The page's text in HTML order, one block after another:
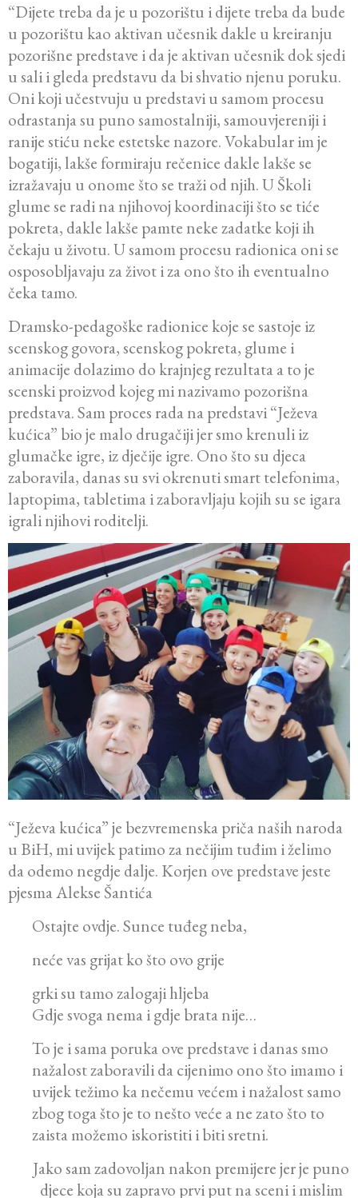
“Dijete treba da je u pozorištu i dijete treba da bude
u pozorištu kao aktivan učesnik dakle u kreiranju
pozorišne predstave i da je aktivan učesnik dok sjedi
u sali i gleda predstavu da bi shvatio njenu poruku.
Oni koji učestvuju u predstavi u samom procesu
odrastanja su puno samostalniji, samouvjereniji i
ranije stiću neke estetske nazore. Vokabular im je
bogatiji, lakše formiraju rečenice dakle lakše se
izražavaju u onome što se traži od njih. U Školi
glume se radi na njihovoj koordinaciji što se tiće
pokreta, dakle lakše pamte neke zadatke koji ih
čekaju u životu. U samom procesu radionica oni se
osposobljavaju za život i za ono što ih eventualno
čeka tamo.
Dramsko-pedagoške radionice koje se sastoje iz
scenskog govora, scenskog pokreta, glume i
animacije dolazimo do krajnjeg rezultata a to je
scenski proizvod kojeg mi nazivamo pozorišna
predstava. Sam proces rada na predstavi “Ježeva
kućica” bio je malo drugačiji jer smo krenuli iz
glumačke igre, iz dječije igre. Ono što su djeca
zaboravila, danas su svi okrenuti smart telefonima,
laptopima, tabletima i zaboravljaju kojih su se igara
igrali njihovi roditelji.
“Ježeva kućica” je bezvremenska priča naših naroda
u BiH, mi uvijek patimo za nečijim tuđim i želimo
da odemo negdje dalje. Korjen ove predstave jeste
pjesma Alekse Šantića
Ostajte ovdje. Sunce tuđeg neba,
neće vas grijat ko što ovo grije
grki su tamo zalogaji hljeba
Gdje svoga nema i gdje brata nije…
To je i sama poruka ove predstave i danas smo
nažalost zaboravili da cijenimo ono što imamo i
uvijek težimo ka nečemu većem i nažalost samo
zbog toga što je to nešto veće a ne zato što to
zaista možemo iskoristiti i biti sretni.
Jako sam zadovoljan nakon premijere jer je puno
djece koja su zapravo prvi put na sceni i mislim